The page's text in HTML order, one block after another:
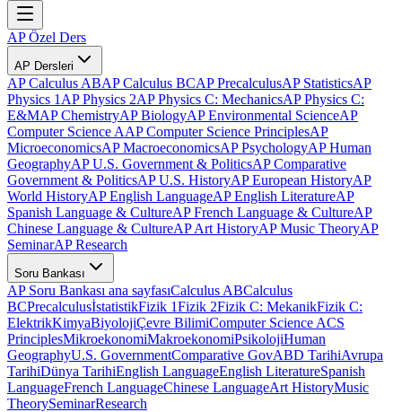
AP Özel Ders
AP Dersleri
AP Calculus ABAP Calculus BCAP PrecalculusAP StatisticsAP
Physics 1 AP Physics 2AP Physics C: MechanicsAP Physics C:
E&MAP ChemistryAP BiologyAP Environmental ScienceAP
Computer Science AAP Computer Science PrinciplesAP
MicroeconomicsAP MacroeconomicsAP PsychologyAP Human
GeographyAP U.S. Government & PoliticsAP Comparative
Government & PoliticsAP U.S. HistoryAP European HistoryAP
World HistoryAP English LanguageAP English LiteratureAP
Spanish Language & CultureAP French Language & CultureAP
Chinese Language & CultureAP Art HistoryAP Music TheoryAP
SeminarAP Research
Soru Bankası
AP Soru Bankası ana sayfasıCalculus ABCalculus
BCPrecalculusİstatistikFizik 1Fizik 2Fizik C: MekanikFizik C:
ElektrikKimyaBiyolojiÇevre BilimiComputer Science ACS
PrinciplesMikroekonomiMakroekonomiPsikolojiHuman
GeographyU.S. GovernmentComparative GovABD TarihiAvrupa
TarihiDünya TarihiEnglish LanguageEnglish LiteratureSpanish
LanguageFrench LanguageChinese LanguageArt HistoryMusic
TheorySeminarResearch